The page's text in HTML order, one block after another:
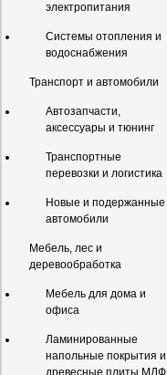
электропитания
Системы отопления и
водоснабжения
Транспорт и автомобили
Автозапчасти,
аксессуары и тюнинг
Транспортные
перевозки и логистика
Новые и подержанные
автомобили
Мебель, лес и
деревообработка
Мебель для дома и
офиса
Ламинированные
напольные покрытия и
древесные плиты МДФ,